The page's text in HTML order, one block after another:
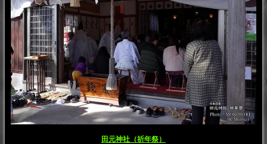
田元神社（祈年祭）